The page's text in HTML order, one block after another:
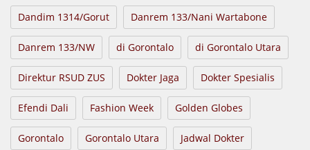
Dandim 1314/Gorut Danrem 133/Nani Wartabone
Danrem 133/NW di Gorontalo di Gorontalo Utara
Direktur RSUD ZUS Dokter Jaga Dokter Spesialis
Efendi Dali Fashion Week Golden Globes
Gorontalo Gorontalo Utara Jadwal Dokter